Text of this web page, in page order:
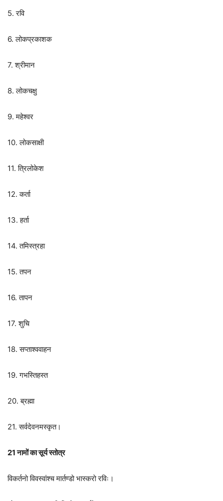
5. रवि
6. लोकप्रकाशक
7. श्रीमान
8. लोकचक्षु
9. महेश्वर
10. लोकसाक्षी
11. त्रिलोकेश
12. कर्ता
13. हर्ता
14. तमिस्त्रहा
15. तपन
16. तापन
17. शुचि
18. सप्ताश्ववाहन
19. गभस्तिहस्त
20. ब्रह्मा
21. सर्वदेवनमस्कृत।
21 नामों का सूर्य स्तोत्र
विकर्तनो विवस्वांश्च मार्तण्डो भास्करो रविः।